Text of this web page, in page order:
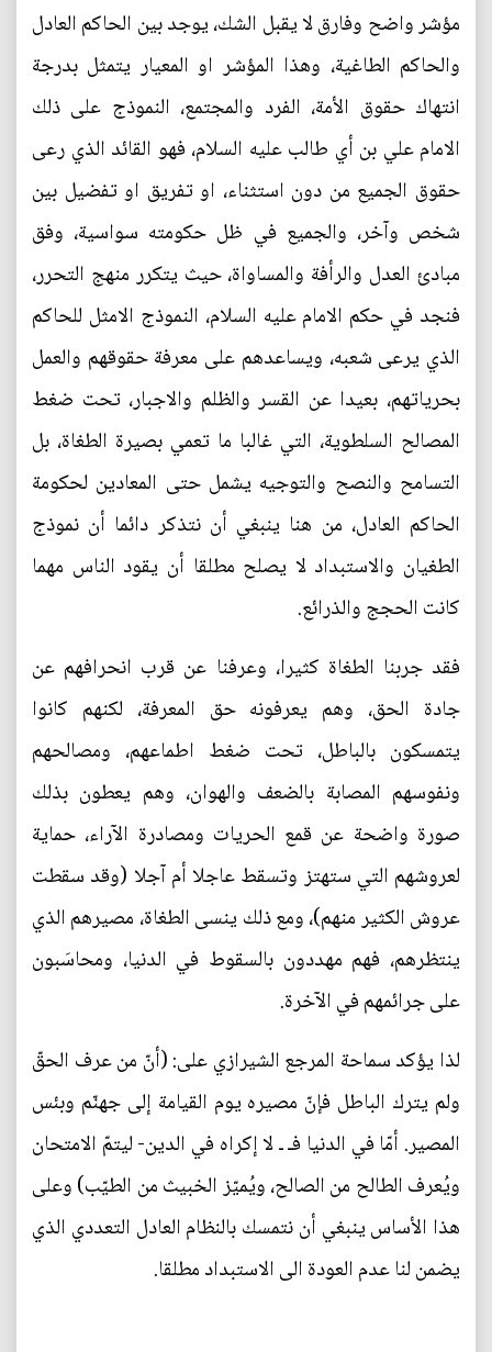
مؤشر واضح وفارق لا يقبل الشك، يوجد بين الحاكم العادل
والحاكم الطاغية، وهذا المؤشر او المعيار يتمثل بدرجة
انتهاك حقوق الأمة، الفرد والمجتمع، النموذج على ذلك
الامام علي بن أي طالب عليه السلام، فهو القائد الذي رعى
حقوق الجميع من دون استثناء، او تفريق او تفضيل بين
شخص وآخر، والجميع في ظل حكومته سواسية، وفق
مبادئ العدل والرأفة والمساواة، حيث يتكرر منهج التحرر،
فنجد في حكم الامام عليه السلام، النموذج الامثل للحاكم
الذي يرعى شعبه، ويساعدهم على معرفة حقوقهم والعمل
بحرياتهم، بعيدا عن القسر والظلم والاجبار، تحت ضغط
المصالح السلطوية، التي غالبا ما تعمي بصيرة الطغاة، بل
التسامح والنصح والتوجيه يشمل حتى المعادين لحكومة
الحاكم العادل، من هنا ينبغي أن نتذكر دائما أن نموذج
الطغيان والاستبداد لا يصلح مطلقا أن يقود الناس مهما
كانت الحجج والذرائع.
فقد جربنا الطغاة كثيرا، وعرفنا عن قرب انحرافهم عن
جادة الحق، وهم يعرفونه حق المعرفة، لكنهم كانوا
يتمسكون بالباطل، تحت ضغط اطماعهم، ومصالحهم
ونفوسهم المصابة بالضعف والهوان، وهم يعطون بذلك
صورة واضحة عن قمع الحريات ومصادرة الآراء، حماية
لعروشهم التي ستهتز وتسقط عاجلا أم آجلا (وقد سقطت
عروش الكثير منهم)، ومع ذلك ينسى الطغاة، مصيرهم الذي
ينتظرهم، فهم مهددون بالسقوط في الدنيا، ومحاسَبون
على جرائمهم في الآخرة.
لذا يؤكد سماحة المرجع الشيرازي على: (أنّ من عرف الحقّ
ولم يترك الباطل فإنّ مصيره يوم القيامة إلى جهنّم وبئس
المصير. أمّا في الدنيا ف‍ـ ـ لا إكراه في الدين- ليتمّ الامتحان
ويُعرف الطالح من الصالح، ويُميّز الخبيث من الطيّب) وعلى
هذا الأساس ينبغي أن نتمسك بالنظام العادل التعددي الذي
يضمن لنا عدم العودة الى الاستبداد مطلقا.